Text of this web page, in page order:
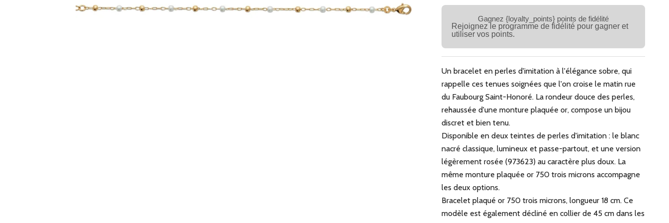
Gagnez {loyalty_points} points de fidélité
Rejoignez le programme de fidélité pour gagner et
utiliser vos points.
Un bracelet en perles d'imitation à l'élégance sobre, qui
rappelle ces tenues soignées que l'on croise le matin rue
du Faubourg Saint-Honoré. La rondeur douce des perles,
rehaussée d'une monture plaquée or, compose un bijou
discret et bien tenu.
Disponible en deux teintes de perles d'imitation : le blanc
nacré classique, lumineux et passe-partout, et une version
légèrement rosée (973623) au caractère plus doux. La
même monture plaquée or 750 trois microns accompagne
les deux options.
Bracelet plaqué or 750 trois microns, longueur 18 cm. Ce
modèle est également décliné en collier de 45 cm dans les